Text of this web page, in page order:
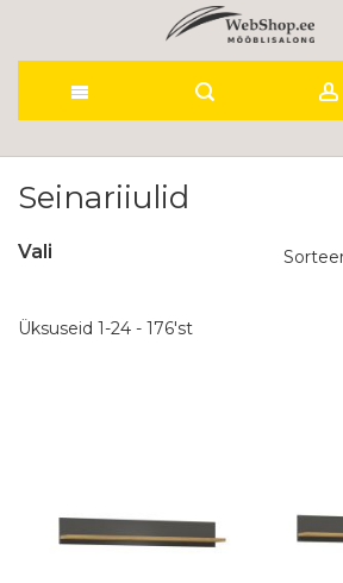
to
Seinariiulid
Üksuseid 1-24 - 176'st
Vali